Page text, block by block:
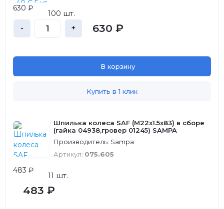
630 ₽
100 шт.
- + 630 ₽
В корзину
Купить в 1 клик
Шпилька колеса SAF (М22х1.5х83) в сборе
(гайка 04938,гровер 01245) SAMPA
Производитель: Sampa
Артикул: 075.605
483 ₽
11 шт.
483 ₽